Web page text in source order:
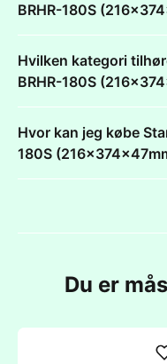
BRHR-180S
Hvilken kategori
BRHR-180S
Hvor kan jeg købe
180S
Du er